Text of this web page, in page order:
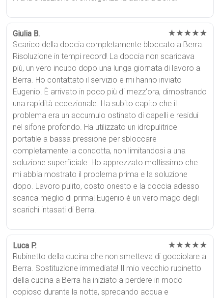
Giulia B. ★★★★★
Scarico della doccia completamente bloccato a Berra.
Risoluzione in tempi record! La doccia non scaricava
più, un vero incubo dopo una lunga giornata di lavoro a
Berra. Ho contattato il servizio e mi hanno inviato
Eugenio. È arrivato in poco più di mezz'ora, dimostrando
una rapidità eccezionale. Ha subito capito che il
problema era un accumulo ostinato di capelli e residui
nel sifone profondo. Ha utilizzato un idropulitrice
portatile a bassa pressione per sbloccare
completamente la condotta, non limitandosi a una
soluzione superficiale. Ho apprezzato moltissimo che
mi abbia mostrato il problema prima e la soluzione
dopo. Lavoro pulito, costo onesto e la doccia adesso
scarica meglio di prima! Eugenio è un vero mago degli
scarichi intasati di Berra.
Luca P. ★★★★★
Rubinetto della cucina che non smetteva di gocciolare a
Berra. Sostituzione immediata! Il mio vecchio rubinetto
della cucina a Berra ha iniziato a perdere in modo
copioso durante la notte, sprecando acqua e